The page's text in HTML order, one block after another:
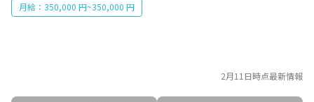
月給：350,000 円~350,000 円
2月11日時点最新情報